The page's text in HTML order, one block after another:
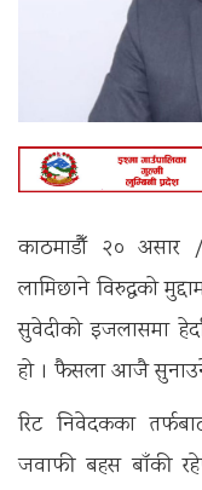
काठमाडौँ २० असार /
लामिछाने विरुद्धको
सुवेदीको इजलासमा
हो । फैसला आजै सुनाउने
रिट निवेदकका
जवाफी बहस बाँकी